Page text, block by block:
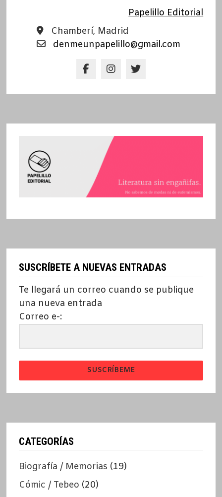
Papelillo Editorial
Chamberí, Madrid
denmeunpapelillo@gmail.com
SUSCRÍBETE A NUEVAS ENTRADAS
Te llegará un correo cuando se publique
una nueva entrada
Correo e-:
SUSCRÍBEME
CATEGORÍAS
Biografía / Memorias (19)
Cómic / Tebeo (20)